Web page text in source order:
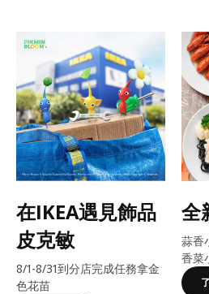
在IKEA遇見飾品
皮克敏
8/1-8/31到分店完成任務拿金
色花苗
全
蒜香
香菜